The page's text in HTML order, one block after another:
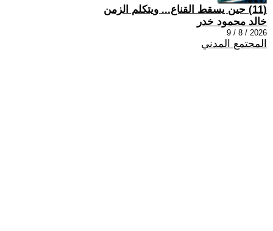
(11) حين يسقط القناع... ويتكلم الزمن
خالد محمود خدر
2026 / 8 / 9
المجتمع المدني